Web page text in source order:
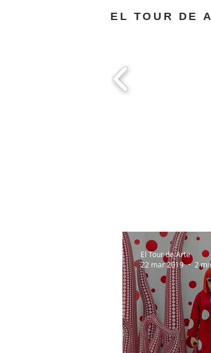
EL TOUR DE
El Tour de Arte
22 mar 2019
2